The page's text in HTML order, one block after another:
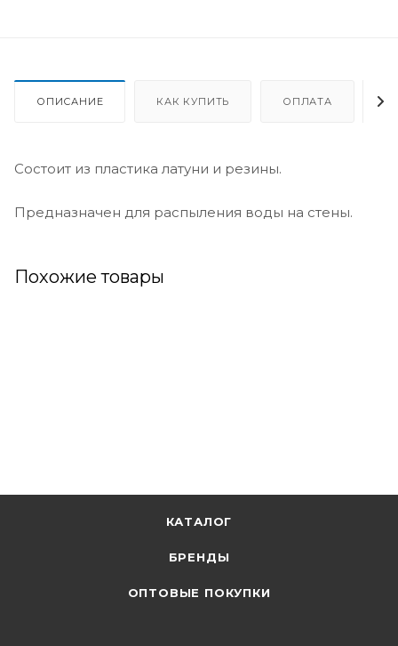
ОПИСАНИЕ КАК КУПИТЬ ОПЛАТА
Состоит из пластика латуни и резины.
Предназначен для распыления воды на стены.
Похожие товары
КАТАЛОГ
БРЕНДЫ
ОПТОВЫЕ ПОКУПКИ